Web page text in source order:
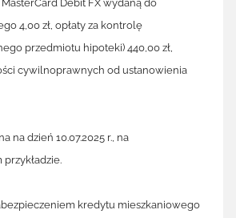
Debit FX wydaną do
4,00 zł, opłaty za kontrolę
przedmiotu hipoteki) 440,00 zł,
cywilnoprawnych od ustanowienia
na dzień 10.07.2025 r., na
kredytu mieszkaniowego